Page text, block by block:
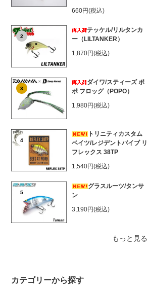
660円(税込)
2
テッケル/リルタンカ
ー（LILTANKER）
1,870円(税込)
3
ダイワ/スティーズ ポ
ポ フロッグ（POPO）
1,980円(税込)
4
トリニティカスタム
ベイツ/レジデントバイブ リ
フレックス 38TP
1,540円(税込)
5
グラスルーツ/タンサ
ン
3,190円(税込)
もっと見る
カテゴリーから探す